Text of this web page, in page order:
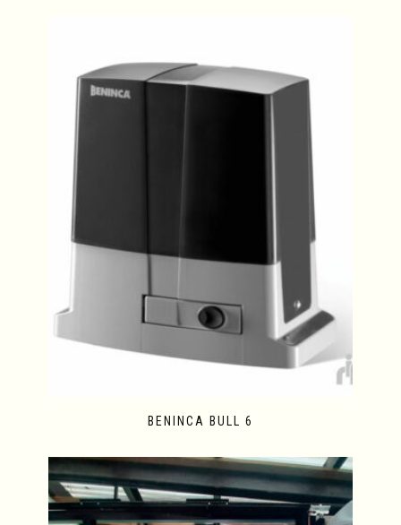
BENINCA BULL 6